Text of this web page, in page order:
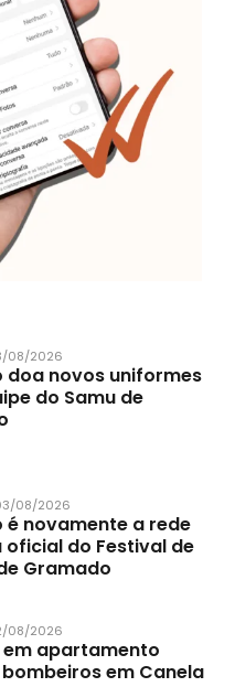
08/2026
doa novos uniformes
do Samu de
08/2026
é novamente a rede
do Festival de
Gramado
08/2026
apartamento
em Canela